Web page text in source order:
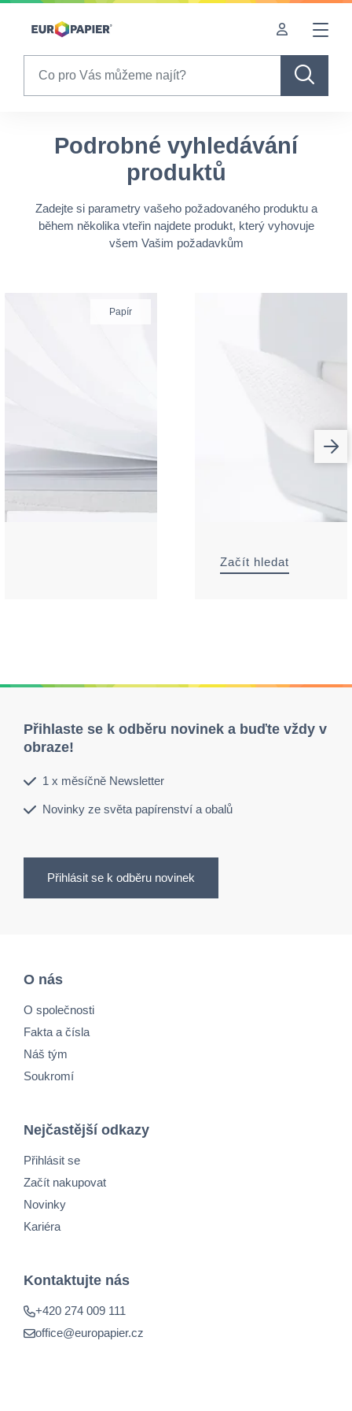
Table Of Content
Podrobné vyhledávání produktů
Podrobné vyhledávání
produktů
Zadejte si parametry vašeho požadovaného produktu a
během několika vteřin najdete produkt, který vyhovuje
všem Vašim požadavkům
Papír
Začít hledat
Přihlaste se k odběru novinek a buďte vždy v
obraze!
1 x měsíčně Newsletter
Novinky ze světa papírenství a obalů
Přihlásit se k odběru novinek
O nás
O společnosti
Fakta a čísla
Náš tým
Soukromí
Nejčastější odkazy
Přihlásit se
Začít nakupovat
Novinky
Kariéra
Kontaktujte nás
+420 274 009 111
office@europapier.cz